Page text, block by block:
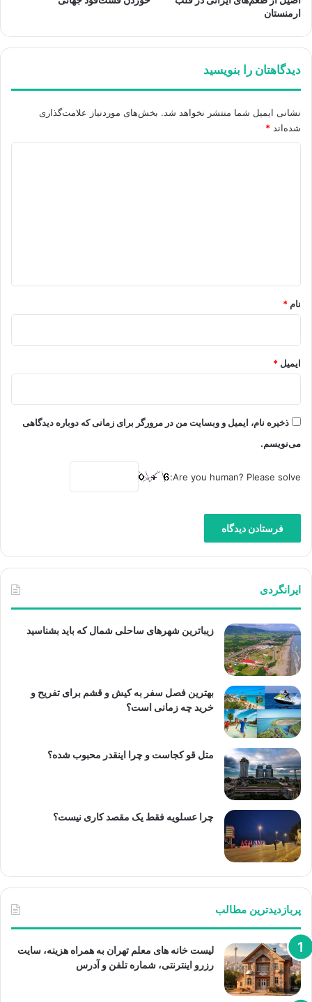
ارمنستان
دیدگاهتان را بنویسید
نشانی ایمیل شما منتشر نخواهد شد. بخش‌های موردنیاز علامت‌گذاری
شده‌اند *
نام *
ایمیل *
ذخیره نام، ایمیل و وبسایت من در مرورگر برای زمانی که دوباره دیدگاهی
می‌نویسم.
Are you human? Please solve:
ایرانگردی
زیباترین شهرهای ساحلی شمال که باید بشناسید
بهترین فصل سفر به کیش و قشم برای تفریح و
خرید چه زمانی است؟
متل قو کجاست و چرا اینقدر محبوب شده؟
چرا عسلویه فقط یک مقصد کاری نیست؟
پربازدیدترین مطالب
لیست خانه های معلم تهران به همراه هزینه، سایت
رزرو اینترنتی، شماره تلفن و آدرس